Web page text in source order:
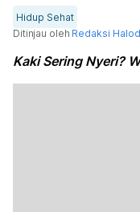
Hidup Sehat
Ditinjau oleh Redaksi
Kaki Sering Nyeri?